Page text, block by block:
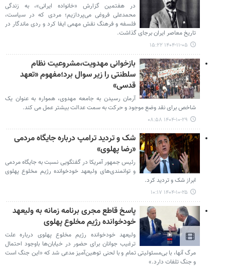
در هفتمین گزارش «خانواده ایرانی»، به زندگی
محمدعلی فروغی می‌پردازیم؛ مردی که در سیاست،
فلسفه و فرهنگ نقش مهمی ایفا کرد و ردی ماندگار در
تاریخ معاصر ایران برجای گذاشت.
۱۴۰۴-۱۱-۰۵ ۱۵:۲۲
بازخوانی مهدویت،مشروعیت نظام
سلطنتی را زیر سوال برد؛مفهوم «تعهد
قدسی»
آرمان رسیدن به جامعه مهدوی، همواره به عنوان یک
شاخص برای نقد وضع موجود و حرکت به سمت عدالت بیشتر عمل می کند.
۱۴۰۴-۱۰-۲۹ ۰۸:۵۸
شک و تردید ترامپ درباره جایگاه مردمی
«رضا پهلوی»
رئیس جمهور آمریکا در گفتگویی نسبت به جایگاه مردمی
و توانمندی‌های ولیعهد خودخوانده رژیم مخلوع پهلوی
ابراز شک و تردید کرد.
۱۴۰۴-۱۰-۲۵ ۱۰:۱۷
پاسخ قاطع مجری برنامه زمانه به ولیعهد
خودخوانده رژیم مخلوع پهلوی
ولیعهد خودخوانده رژیم مخلوع پهلوی درباره علت
ترغیب جوانان برای حضور در خیابان‌ها باوجود احتمال
مرگ آنها، با بی‌مسئولیتی تمام و با لحنی توهین‌آمیز مدعی شد که «این جنگ است
و جنگ تلفات دارد.»